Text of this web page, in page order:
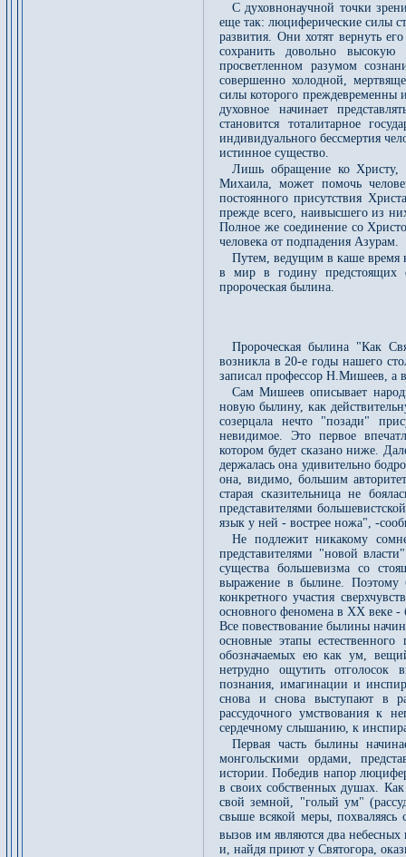
С духовнонаучной точки
еще так: люциферические силы
развития. Они хотят вернуть
сохранить довольно
просветленном разумом
совершенно холодной,
силы которого преждевременны
духовное начинает
становится тоталитарное
индивидуального бессмертия
истинное существо.
Лишь обращение ко Христу,
Михаила, может помочь
постоянного присутствия
прежде всего, наивысшего из
Полное же соединение со
человека от подпадения Азурам.
Путем, ведущим в каше время
в мир в годину предстоящих
пророческая былина.
Пророческая былина "Как
возникла в 20-е годы нашего
записал профессор Н.Мишеев, а
Сам Мишеев описывает
новую былину, как
созерцала нечто "позади"
невидимое. Это первое
котором будет сказано ниже.
держалась она удивительно
она, видимо, большим
старая сказительница не
представителями
язык у ней - вострее ножа", -
Не подлежит никакому
представителями "новой
существа большевизма со
выражение в былине. Поэтому
конкретного участия
основного феномена в XX веке -
Все повествование былины
основные этапы
обозначаемых ею как ум,
нетрудно ощутить отголосок
познания, имагинации и
снова и снова выступают в
рассудочного умствования к
сердечному слышанию, к
Первая часть былины
монгольскими ордами,
истории. Победив напор
в своих собственных душах.
свой земной, "голый ум"
свыше всякой меры,
вызов им являются два небесных
и, найдя приют у Святогора,